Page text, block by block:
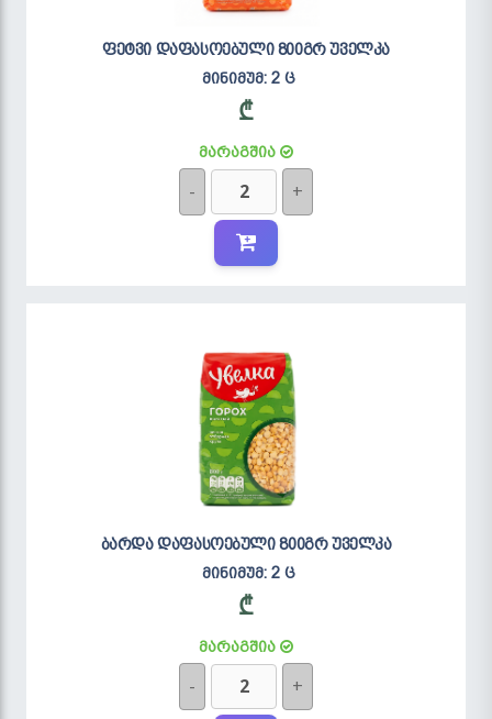
ფეტვი დაფასოებული 800გრ უველკა
მინიმუმ: 2 ც
₾
მარაგშია
- +
ბარდა დაფასოებული 800გრ უველკა
მინიმუმ: 2 ც
₾
მარაგშია
- +